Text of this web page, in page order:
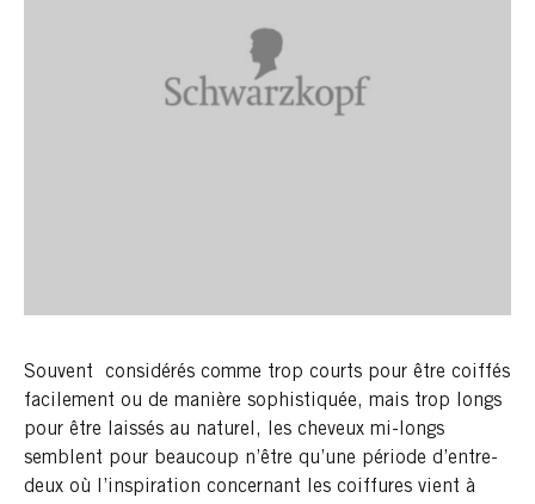
Souvent considérés comme trop courts pour être coiffés
facilement ou de manière sophistiquée, mais trop longs
pour être laissés au naturel, les cheveux mi-longs
semblent pour beaucoup n’être qu’une période d’entre-
deux où l’inspiration concernant les coiffures vient à